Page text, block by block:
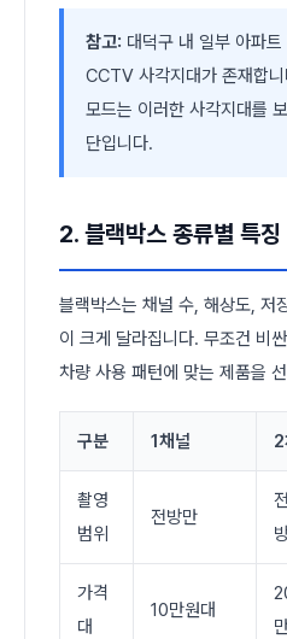
참고: 대덕구 내 일부 아파
CCTV 사각지대가 존재합
모드는 이러한 사각지대를
단입니다.
2. 블랙박스 종류별 특징
블랙박스는 채널 수, 해상도, 저
이 크게 달라집니다. 무조건 비
차량 사용 패턴에 맞는 제품을
구분 1채널 2
촬영
범위
전방만
가격
대
10만원대